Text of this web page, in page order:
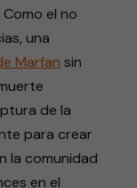
el no
una
Marfan sin
de la
para crear
la comunidad
en el